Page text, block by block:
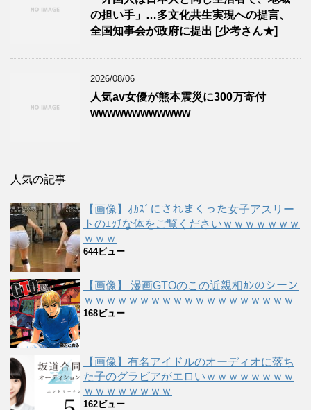
の担い手」…多文化共生実現への提言、
全国知事会が政府に提出 [少考さん★]
2026/08/06
人気av女優が熊本震災に300万寄付
wwwwwwwwwwww
人気の記事
【画像】ｵｶｽﾞにされまくった女子アスリー
トのｴｯﾁな体をご覧くださいｗｗｗｗｗｗｗ
ｗｗｗ
644ビュー
【画像】 漫画GTOのこの近親相ｶﾝのシーン
ｗｗｗｗｗｗｗｗｗｗｗｗｗｗｗｗｗｗｗ
168ビュー
【画像】有名アイドルのオーディオに落ち
た子のグラビアがエロいｗｗｗｗｗｗｗｗ
ｗｗｗｗｗｗｗｗ
162ビュー